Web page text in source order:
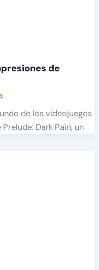
de
de los videojuegos
Dark Pain, un